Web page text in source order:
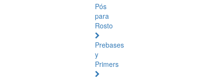
Pós
para
Rosto
Prebases
y
Primers